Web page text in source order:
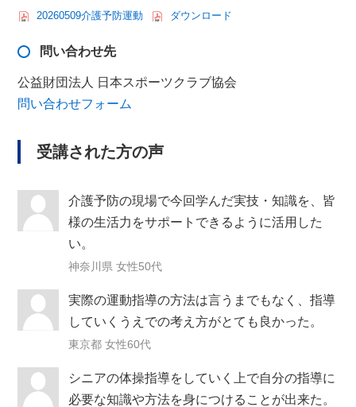
20260509介護予防運動 ダウンロード
問い合わせ先
公益財団法人 日本スポーツクラブ協会
問い合わせフォーム
受講された方の声
介護予防の現場で今回学んだ実技・知識を、皆
様の生活力をサポートできるように活用した
い。
神奈川県 女性50代
実際の運動指導の方法は言うまでもなく、指導
していくうえでの考え方がとても良かった。
東京都 女性60代
シニアの体操指導をしていく上で自分の指導に
必要な知識や方法を身につけることが出来た。